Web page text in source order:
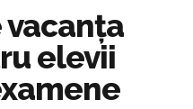
vacanța
elevii